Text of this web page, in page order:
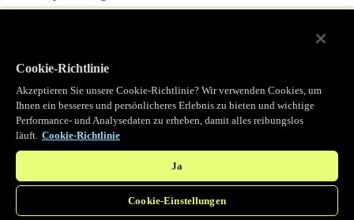
Programmierbarer Cache
Erhalten Sie vollständigen programmatischen Zugriff auf das
legendäre Caching, das unser CDN antreibt.
Cookie-Richtlinie
Akzeptieren Sie unsere Cookie-Richtlinie? Wir verwenden Cookies, um
Ihnen ein besseres und persönlicheres Erlebnis zu bieten und wichtige
Performance- und Analysedaten zu erheben, damit alles reibungslos
läuft. Cookie-Richtlinie
Ja
Cookie-Einstellungen